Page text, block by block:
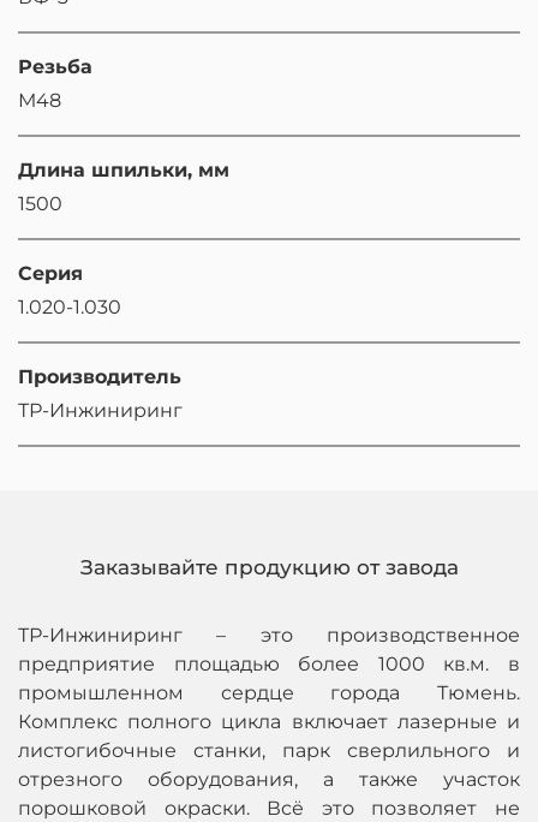
Резьба
М48
Длина шпильки, мм
1500
Серия
1.020-1.030
Производитель
ТР-Инжиниринг
Заказывайте продукцию от завода
ТР-Инжиниринг – это производственное
предприятие площадью более 1000 кв.м. в
промышленном сердце города Тюмень.
Комплекс полного цикла включает лазерные и
листогибочные станки, парк сверлильного и
отрезного оборудования, а также участок
порошковой окраски. Всё это позволяет не